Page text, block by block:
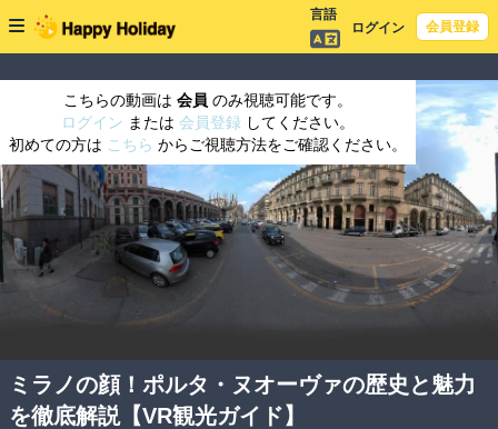
言語
ログイン
会員登録
こちらの動画は 会員 のみ視聴可能です。
ログイン または 会員登録 してください。
初めての方は こちら からご視聴方法をご確認ください。
ミラノの顔！ポルタ・ヌオーヴァの歴史と魅力
を徹底解説【VR観光ガイド】